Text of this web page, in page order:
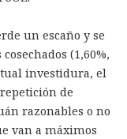
un escaño y se
(1,60%,
investidura, el
de
razonables o no
van a máximos